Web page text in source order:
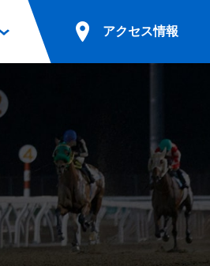
アクセス情報
無料送迎バスでのご来場
公共の交通機関でのご来場